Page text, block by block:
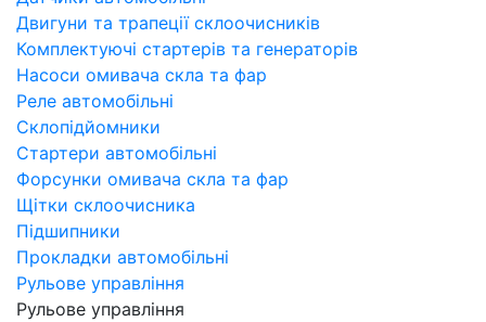
Двигуни та трапеції склоочисників
Комплектуючі стартерів та генераторів
Насоси омивача скла та фар
Реле автомобільні
Склопідйомники
Стартери автомобільні
Форсунки омивача скла та фар
Щітки склоочисника
Підшипники
Прокладки автомобільні
Рульове управління
Рульове управління